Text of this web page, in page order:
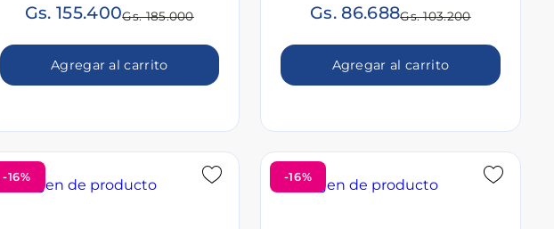
Gs. 155.400Gs. 185.000
Agregar al carrito
Gs. 86.688Gs. 103.200
Agregar al carrito
-16% -16%